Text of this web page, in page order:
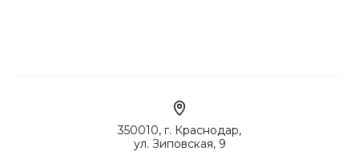
350010, г. Краснодар,
ул. Зиповская, 9